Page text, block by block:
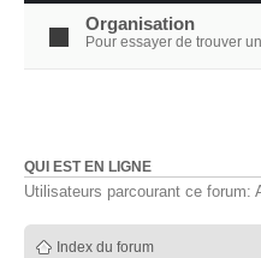
Organisation
Pour essayer de trouver
QUI EST EN LIGNE
Utilisateurs parcourant ce forum:
Index du forum